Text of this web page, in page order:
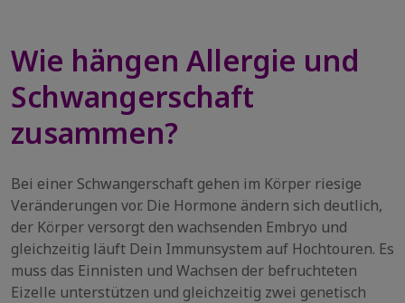
Wie hängen Allergie und
Schwangerschaft
zusammen?
Bei einer Schwangerschaft gehen im Körper riesige
Veränderungen vor. Die Hormone ändern sich deutlich,
der Körper versorgt den wachsenden Embryo und
gleichzeitig läuft Dein Immunsystem auf Hochtouren. Es
muss das Einnisten und Wachsen der befruchteten
Eizelle unterstützen und gleichzeitig zwei genetisch